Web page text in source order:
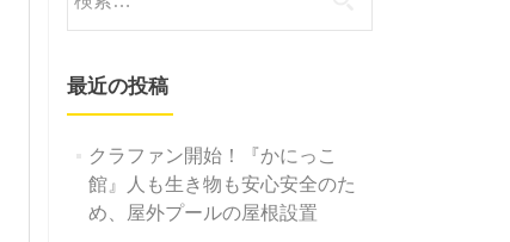
索:
最近の投稿
クラファン開始！『かにっこ
館』人も生き物も安心安全のた
め、屋外プールの屋根設置